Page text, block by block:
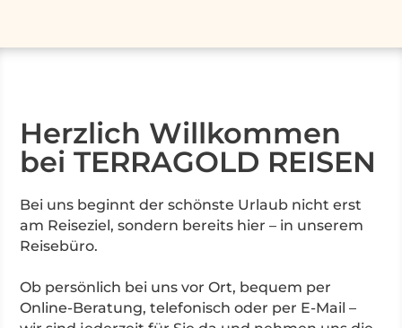
Herzlich Willkommen
bei TERRAGOLD REISEN
Bei uns beginnt der schönste Urlaub nicht erst
am Reiseziel, sondern bereits hier – in unserem
Reisebüro.
Ob persönlich bei uns vor Ort, bequem per
Online-Beratung, telefonisch oder per E-Mail –